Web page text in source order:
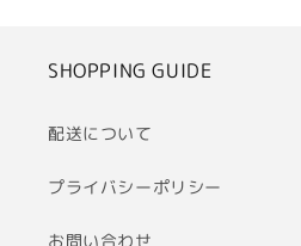
SHOPPING GUIDE
配送について
プライバシーポリシー
お問い合わせ